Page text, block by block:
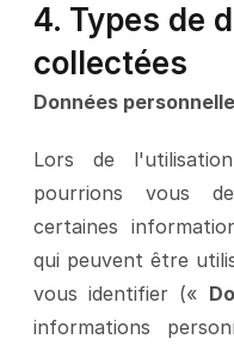
4. Types de
collectées
Données
Lors de
pourrions vous
certaines
qui peuvent être
vous identifier («
informations